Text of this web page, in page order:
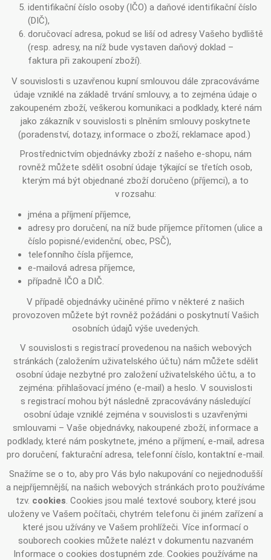
identifikační číslo osoby (IČO) a daňové identifikační číslo
(DIČ),
doručovací adresa, pokud se liší od adresy Vašeho bydliště
(resp. adresy, na níž bude vystaven daňový doklad –
faktura při zakoupení zboží).
V souvislosti s uzavřenou kupní smlouvou dále zpracováváme
údaje vzniklé na základě trvání smlouvy, a to zejména údaje o
zakoupeném zboží, veškerou komunikaci a podklady, které nám
jako zákazník v souvislosti s plněním smlouvy poskytnete
(poradenství, dotazy, informace o zboží, reklamace apod.)
Prostřednictvím objednávky zboží z našeho e-shopu, nám
rovněž můžete sdělit osobní údaje týkající se třetích osob,
kterým má být objednané zboží doručeno (příjemci), a to
v rozsahu:
jména a příjmení příjemce,
adresy pro doručení, na níž bude příjemce přítomen (ulice a
číslo popisné/evidenční, obec, PSČ),
telefonního čísla příjemce,
e-mailová adresa příjemce,
případně IČO a DIČ.
V případě objednávky učiněné přímo v některé z našich
provozoven můžete být rovněž požádáni o poskytnutí Vašich
osobních údajů výše uvedených.
V souvislosti s registrací provedenou na našich webových
stránkách (založením uživatelského účtu) nám můžete sdělit
osobní údaje nezbytné pro založení uživatelského účtu, a to
zejména: přihlašovací jméno (e-mail) a heslo. V souvislosti
s registrací mohou být následně zpracovávány následující
osobní údaje vzniklé zejména v souvislosti s uzavřenými
smlouvami – Vaše objednávky, nakoupené zboží, informace a
podklady, které nám poskytnete, jméno a příjmení, e-mail, adresa
pro doručení, fakturační adresa, telefonní číslo, kontaktní e-mail.
Snažíme se o to, aby pro Vás bylo nakupování co nejjednodušší
a nejpříjemnější, na našich webových stránkách proto používáme
tzv. cookies. Cookies jsou malé textové soubory, které jsou
uloženy ve Vašem počítači, chytrém telefonu či jiném zařízení a
které jsou užívány ve Vašem prohlížeči. Více informací o
souborech cookies můžete nalézt v dokumentu nazvaném
Informace o cookies dostupném zde. Cookies používáme na